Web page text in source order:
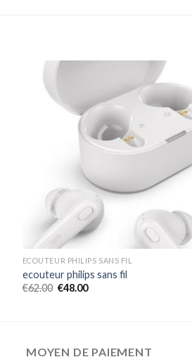
ECOUTEUR PHILIPS SANS FIL
ecouteur philips sans fil
€62.00 €48.00
MOYEN DE PAIEMENT